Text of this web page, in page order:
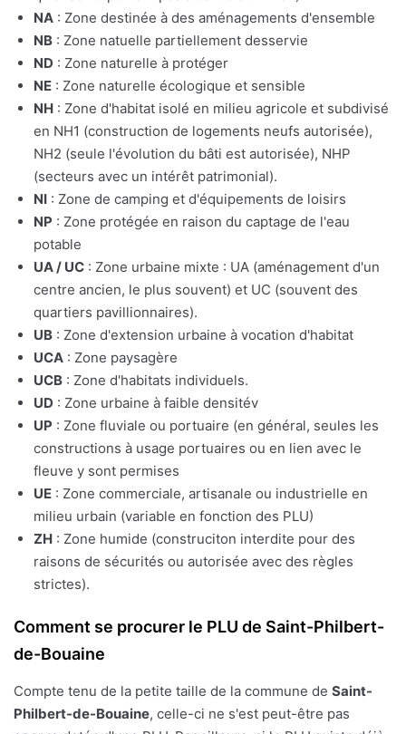
NA : Zone destinée à des aménagements d'ensemble
NB : Zone natuelle partiellement desservie
ND : Zone naturelle à protéger
NE : Zone naturelle écologique et sensible
NH : Zone d'habitat isolé en milieu agricole et subdivisé
en NH1 (construction de logements neufs autorisée),
NH2 (seule l'évolution du bâti est autorisée), NHP
(secteurs avec un intérêt patrimonial).
NI : Zone de camping et d'équipements de loisirs
NP : Zone protégée en raison du captage de l'eau
potable
UA / UC : Zone urbaine mixte : UA (aménagement d'un
centre ancien, le plus souvent) et UC (souvent des
quartiers pavillionnaires).
UB : Zone d'extension urbaine à vocation d'habitat
UCA : Zone paysagère
UCB : Zone d'habitats individuels.
UD : Zone urbaine à faible densitév
UP : Zone fluviale ou portuaire (en général, seules les
constructions à usage portuaires ou en lien avec le
fleuve y sont permises
UE : Zone commerciale, artisanale ou industrielle en
milieu urbain (variable en fonction des PLU)
ZH : Zone humide (construciton interdite pour des
raisons de sécurités ou autorisée avec des règles
strictes).
Comment se procurer le PLU de Saint-Philbert-
de-Bouaine
Compte tenu de la petite taille de la commune de Saint-
Philbert-de-Bouaine, celle-ci ne s'est peut-être pas